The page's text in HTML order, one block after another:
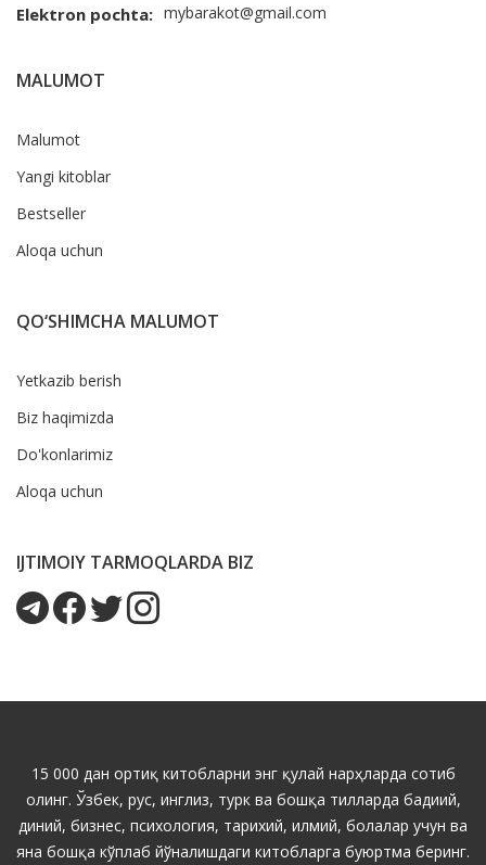
Elektron pochta: mybarakot@gmail.com
MALUMOT
Malumot
Yangi kitoblar
Bestseller
Aloqa uchun
QO‘SHIMCHA MALUMOT
Yetkazib berish
Biz haqimizda
Do'konlarimiz
Aloqa uchun
IJTIMOIY TARMOQLARDA BIZ
15 000 дан ортиқ китобларни энг қулай нарҳларда сотиб
олинг. Ўзбек, рус, инглиз, турк ва бошқа тилларда бадиий,
диний, бизнес, психология, тарихий, илмий, болалар учун ва
яна бошқа кўплаб йўналишдаги китобларга буюртма беринг.